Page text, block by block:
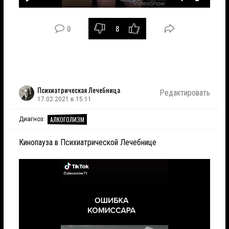
Играть
Без
Настройки
Войти
0 8
Психиатрическая Лечебница
17.02.2021 в 15:11
Редактировать
Диагноз: АЛКОГОЛИЗМ
Кинопауза в Психиатрической Лечебнице